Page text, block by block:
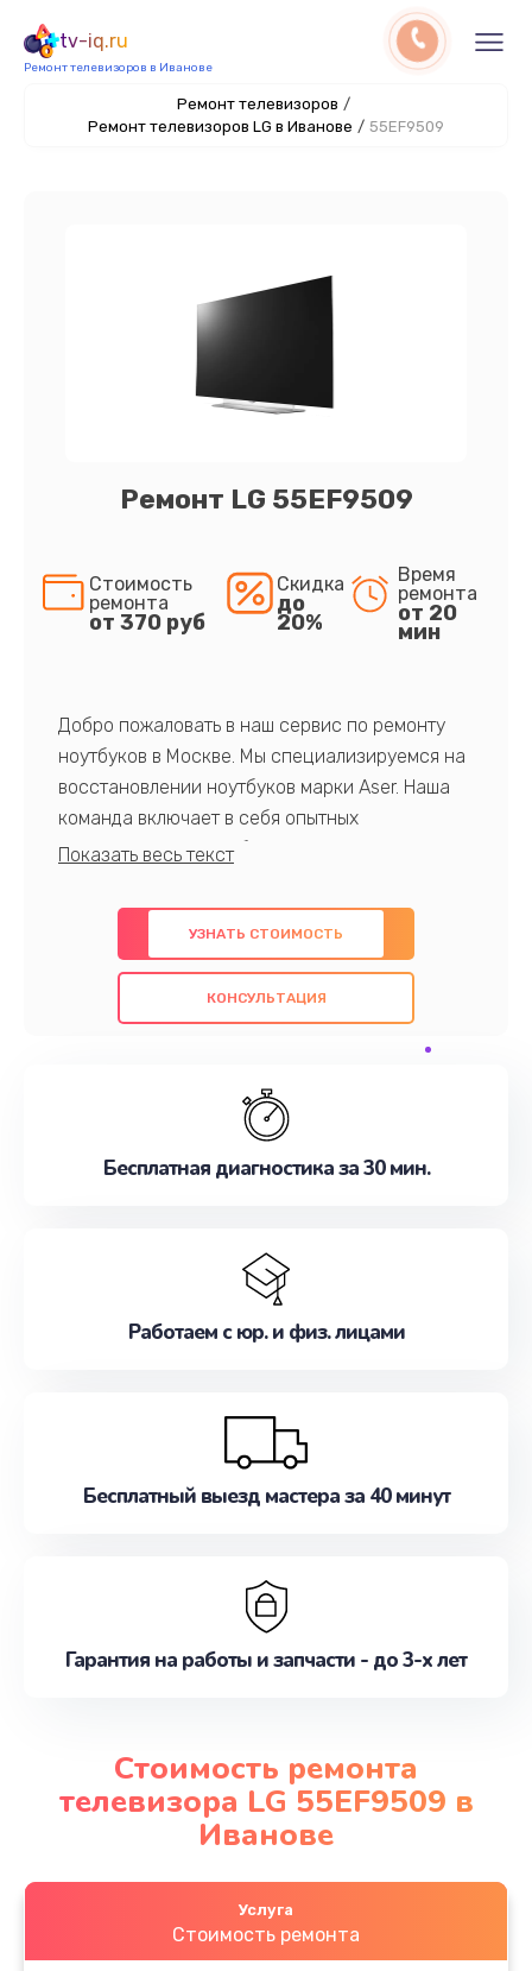
tv-iq.ru
Ремонт телевизоров в Иванове
Ремонт телевизоров /
Ремонт телевизоров LG в Иванове / 55EF9509
Ремонт LG 55EF9509
Стоимость
ремонта
от 370 руб
Скидка
до
20%
Время
ремонта
от 20
мин
Добро пожаловать в наш сервис по ремонту
ноутбуков в Москве. Мы специализируемся на
восстановлении ноутбуков марки Aser. Наша
команда включает в себя опытных
профессионалов с обширными знаниями и
предлагаем быстрый и качественный ремонт с
использованием оригинальных компонентов, а
также гарантируем качество всех
проведенных работ. Наша цель - предоставить
наилучшим образом. Не медлите записаться на
УЗНАТЬ СТОИМОСТЬ
КОНСУЛЬТАЦИЯ
Бесплатная диагностика за 30 мин.
Работаем с юр. и физ. лицами
Бесплатный выезд мастера за 40 минут
Гарантия на работы и запчасти - до 3-х лет
Стоимость ремонта
телевизора LG 55EF9509 в
Иванове
Услуга
Стоимость ремонта